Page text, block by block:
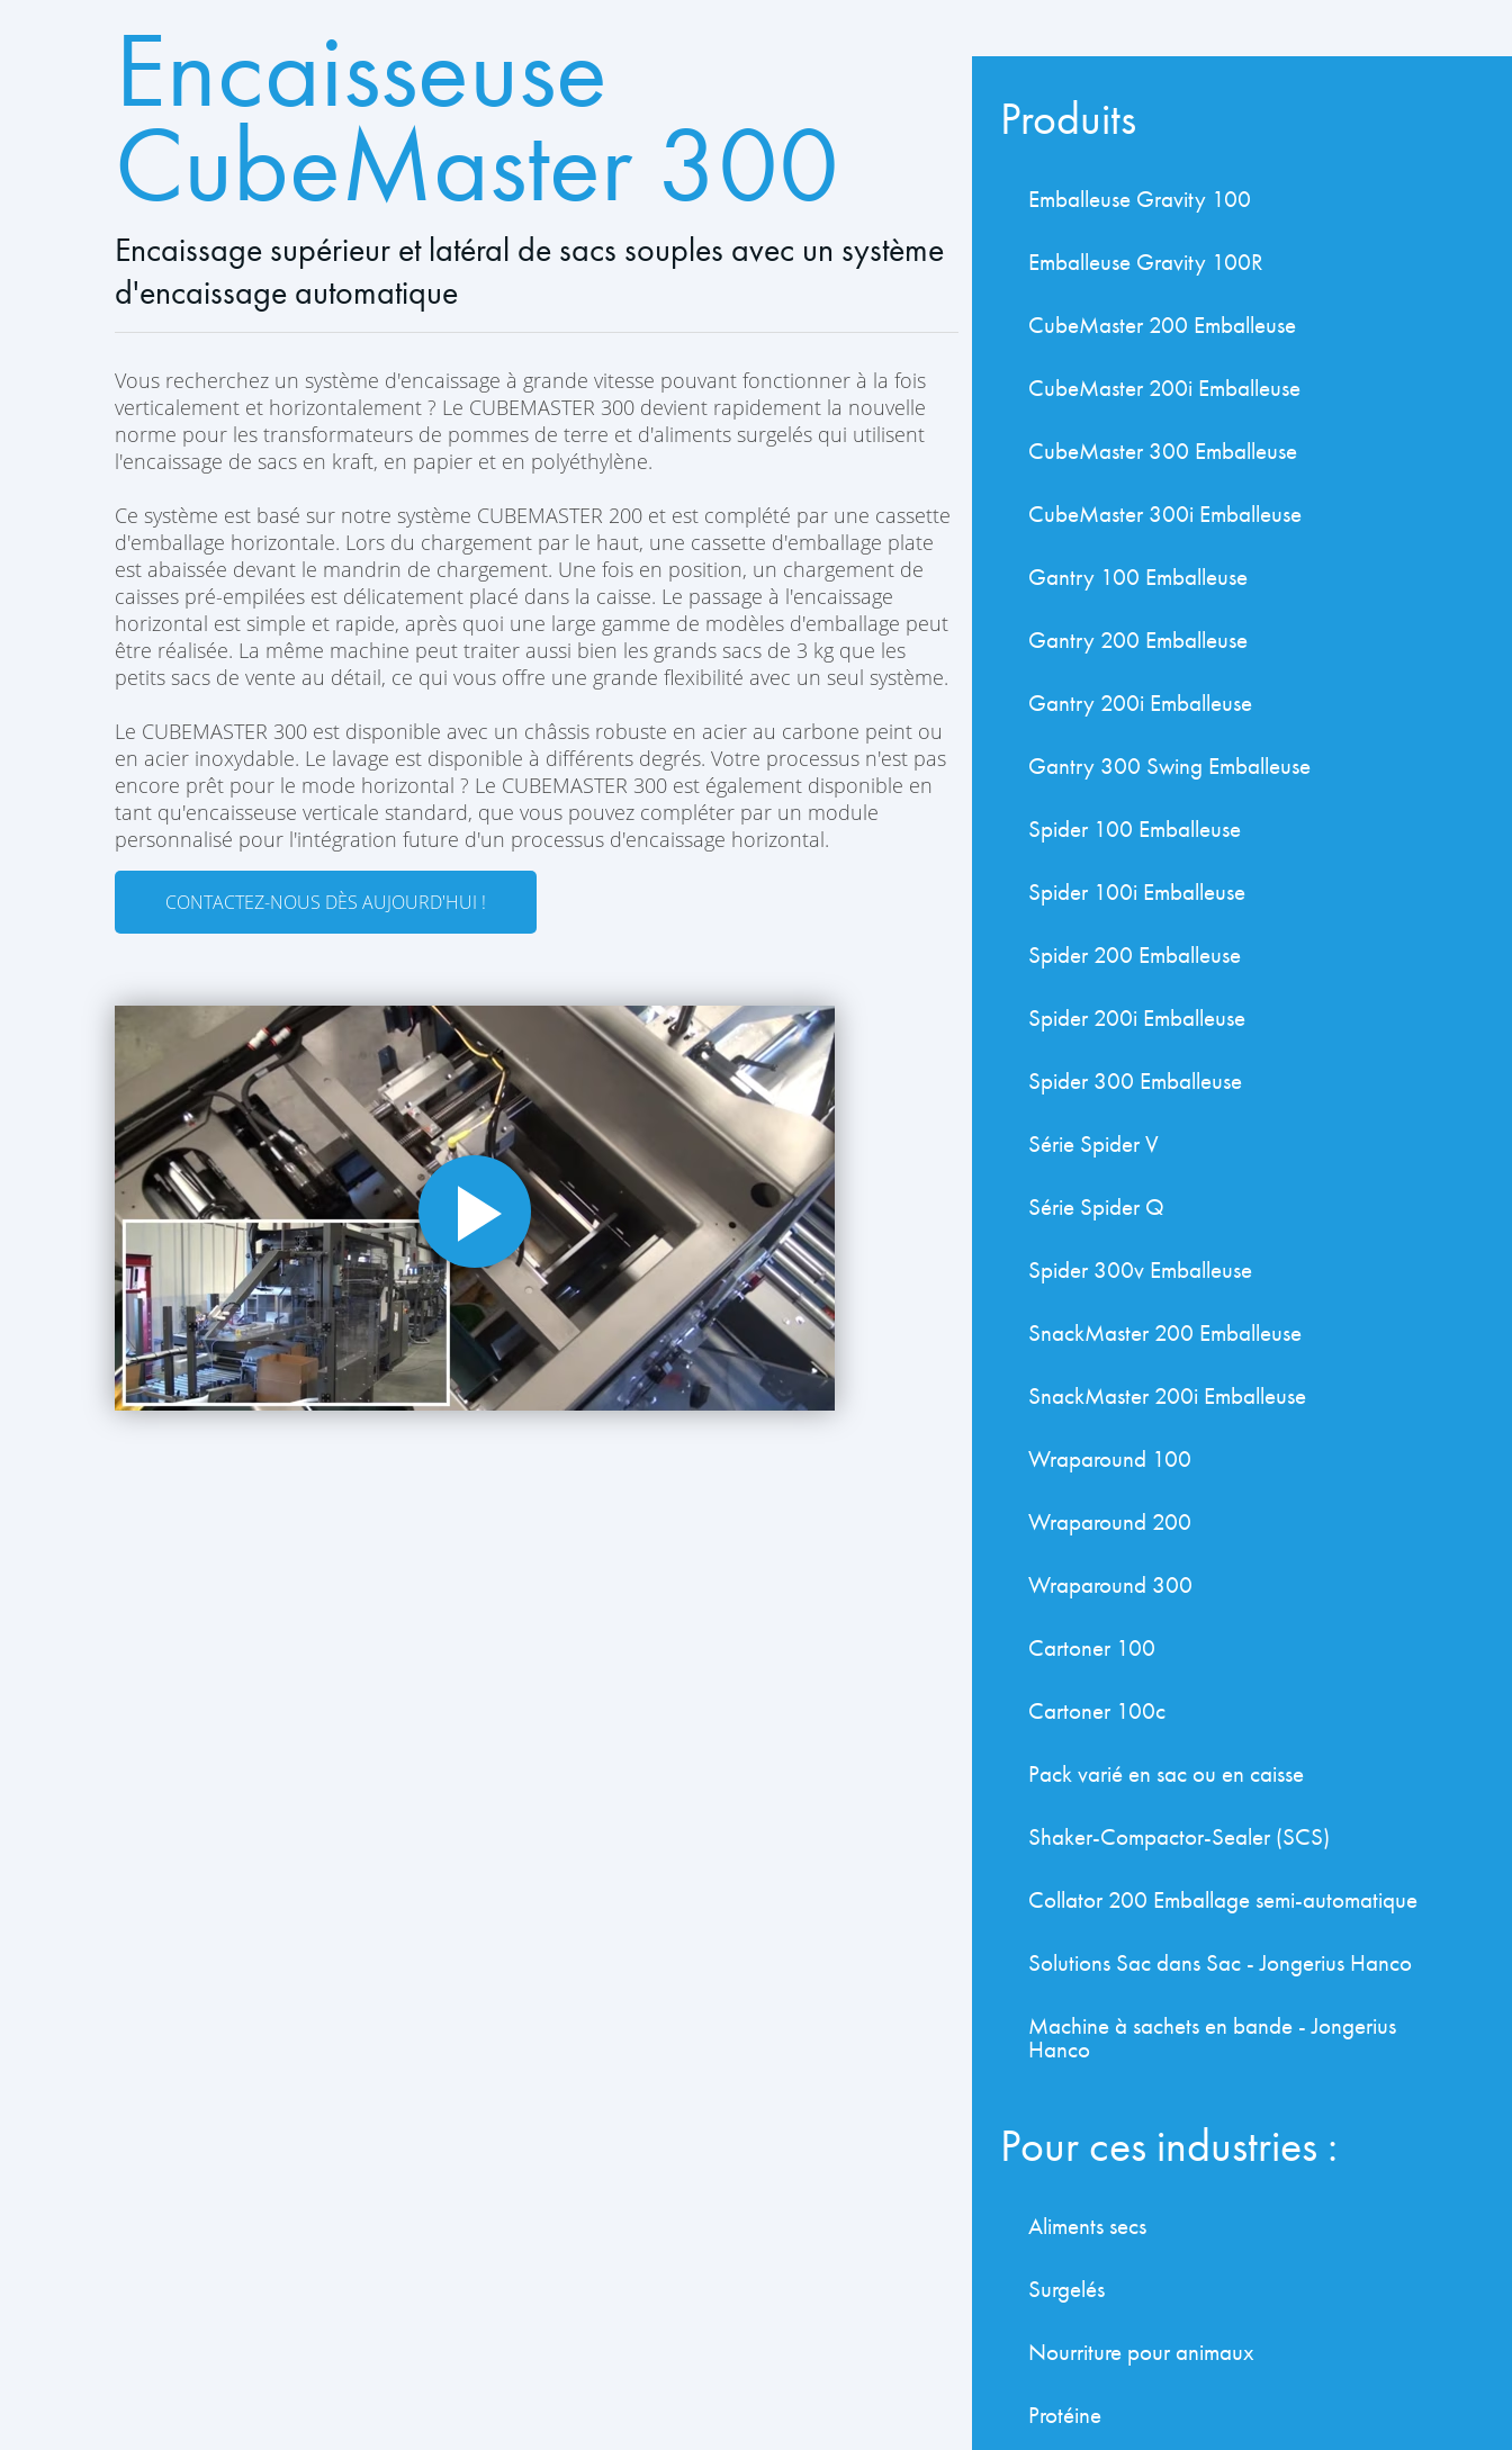
Produits
Emballeuse Gravity 100
Emballeuse Gravity 100R
CubeMaster 200 Emballeuse
CubeMaster 200i Emballeuse
CubeMaster 300 Emballeuse
CubeMaster 300i Emballeuse
Gantry 100 Emballeuse
Gantry 200 Emballeuse
Gantry 200i Emballeuse
Gantry 300 Swing Emballeuse
Spider 100 Emballeuse
Spider 100i Emballeuse
Spider 200 Emballeuse
Spider 200i Emballeuse
Spider 300 Emballeuse
Série Spider V
Série Spider Q
Spider 300v Emballeuse
SnackMaster 200 Emballeuse
SnackMaster 200i Emballeuse
Wraparound 100
Wraparound 200
Wraparound 300
Cartoner 100
Cartoner 100c
Pack varié en sac ou en caisse
Shaker-Compactor-Sealer (SCS)
Collator 200 Emballage semi-automatique
Solutions Sac dans Sac - Jongerius Hanco
Machine à sachets en bande - Jongerius
Hanco
Pour ces industries :
Aliments secs
Surgelés
Nourriture pour animaux
Protéine
Encaisseuse
CubeMaster 300
Encaissage supérieur et latéral de sacs souples avec un système
d'encaissage automatique
Vous recherchez un système d'encaissage à grande vitesse pouvant fonctionner à la fois
verticalement et horizontalement ? Le CUBEMASTER 300 devient rapidement la nouvelle
norme pour les transformateurs de pommes de terre et d'aliments surgelés qui utilisent
l'encaissage de sacs en kraft, en papier et en polyéthylène.
Ce système est basé sur notre système CUBEMASTER 200 et est complété par une cassette
d'emballage horizontale. Lors du chargement par le haut, une cassette d'emballage plate
est abaissée devant le mandrin de chargement. Une fois en position, un chargement de
caisses pré-empilées est délicatement placé dans la caisse. Le passage à l'encaissage
horizontal est simple et rapide, après quoi une large gamme de modèles d'emballage peut
être réalisée. La même machine peut traiter aussi bien les grands sacs de 3 kg que les
petits sacs de vente au détail, ce qui vous offre une grande flexibilité avec un seul système.
Le CUBEMASTER 300 est disponible avec un châssis robuste en acier au carbone peint ou
en acier inoxydable. Le lavage est disponible à différents degrés. Votre processus n'est pas
encore prêt pour le mode horizontal ? Le CUBEMASTER 300 est également disponible en
tant qu'encaisseuse verticale standard, que vous pouvez compléter par un module
personnalisé pour l'intégration future d'un processus d'encaissage horizontal.
CONTACTEZ-NOUS DÈS AUJOURD'HUI !